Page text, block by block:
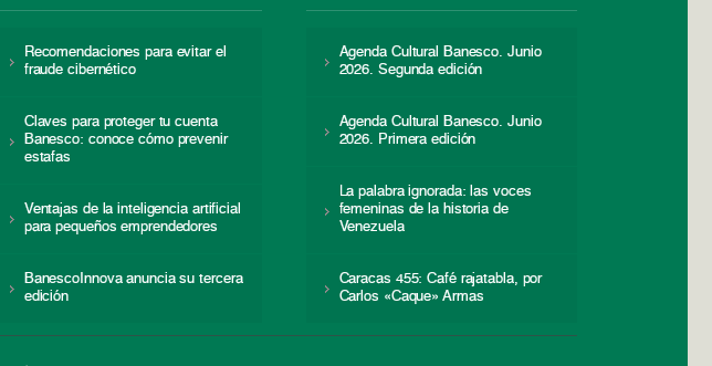
Recomendaciones para evitar el
fraude cibernético
Claves para proteger tu cuenta
Banesco: conoce cómo prevenir
estafas
Ventajas de la inteligencia artificial
para pequeños emprendedores
BanescoInnova anuncia su tercera
edición
Agenda Cultural Banesco. Junio
2026. Segunda edición
Agenda Cultural Banesco. Junio
2026. Primera edición
La palabra ignorada: las voces
femeninas de la historia de
Venezuela
Caracas 455: Café rajatabla, por
Carlos «Caque» Armas